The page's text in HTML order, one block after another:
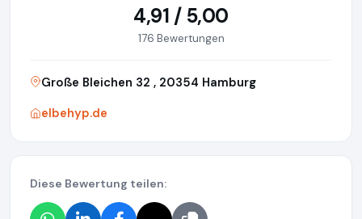
4,91 / 5,00
176 Bewertungen
Große Bleichen 32 , 20354 Hamburg
elbehyp.de
Diese Bewertung teilen: